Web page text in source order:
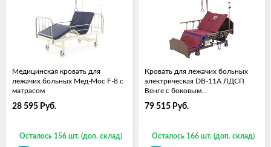
Медицинская кровать для
лежачих больных Мед-Мос F-8 с
матрасом
28 595 Руб.
Осталось 156 шт. (доп. склад)
Кровать для лежачих больных
электрическая DB-11А ЛДСП
Венге с боковым
переворачиванием, т/у с
матрасом
79 515 Руб.
Осталось 166 шт. (доп. склад)